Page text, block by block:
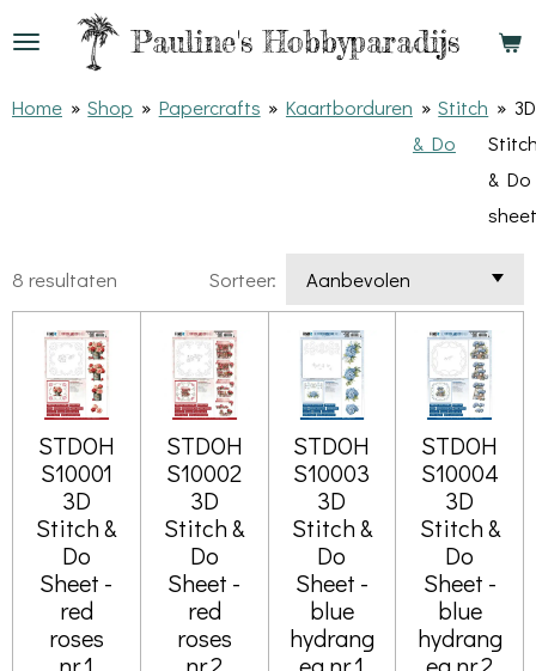
Ga
naar
Pauline'sHobbyparadijs
Home » Shop » Papercrafts » Kaartborduren » Stitch
& Do
» 3D
& Do
8 resultaten Sorteer:
STDOH
S10001
3D
Stitch &
Do
Sheet -
red
roses
STDOH
S10002
3D
Stitch &
Do
Sheet -
red
roses
STDOH
S10003
3D
Stitch &
Do
Sheet -
blue
hydrang
STDOH
S10004
3D
Stitch &
Do
Sheet -
blue
hydrang